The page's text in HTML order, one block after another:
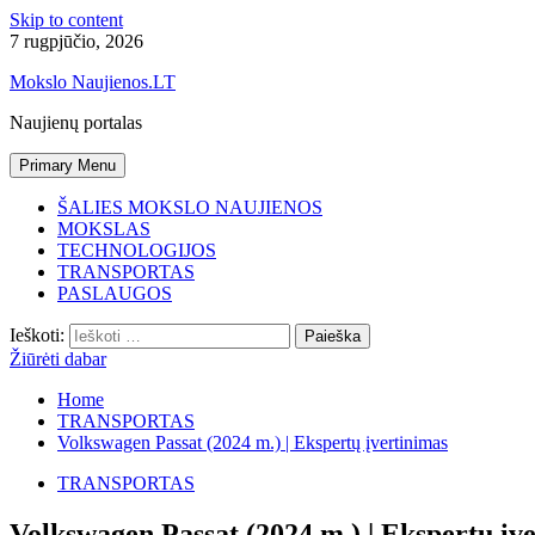
Skip to content
7 rugpjūčio, 2026
Mokslo Naujienos.LT
Naujienų portalas
Primary Menu
ŠALIES MOKSLO NAUJIENOS
MOKSLAS
TECHNOLOGIJOS
TRANSPORTAS
PASLAUGOS
Ieškoti:
Žiūrėti dabar
Home
TRANSPORTAS
Volkswagen Passat (2024 m.) | Ekspertų įvertinimas
TRANSPORTAS